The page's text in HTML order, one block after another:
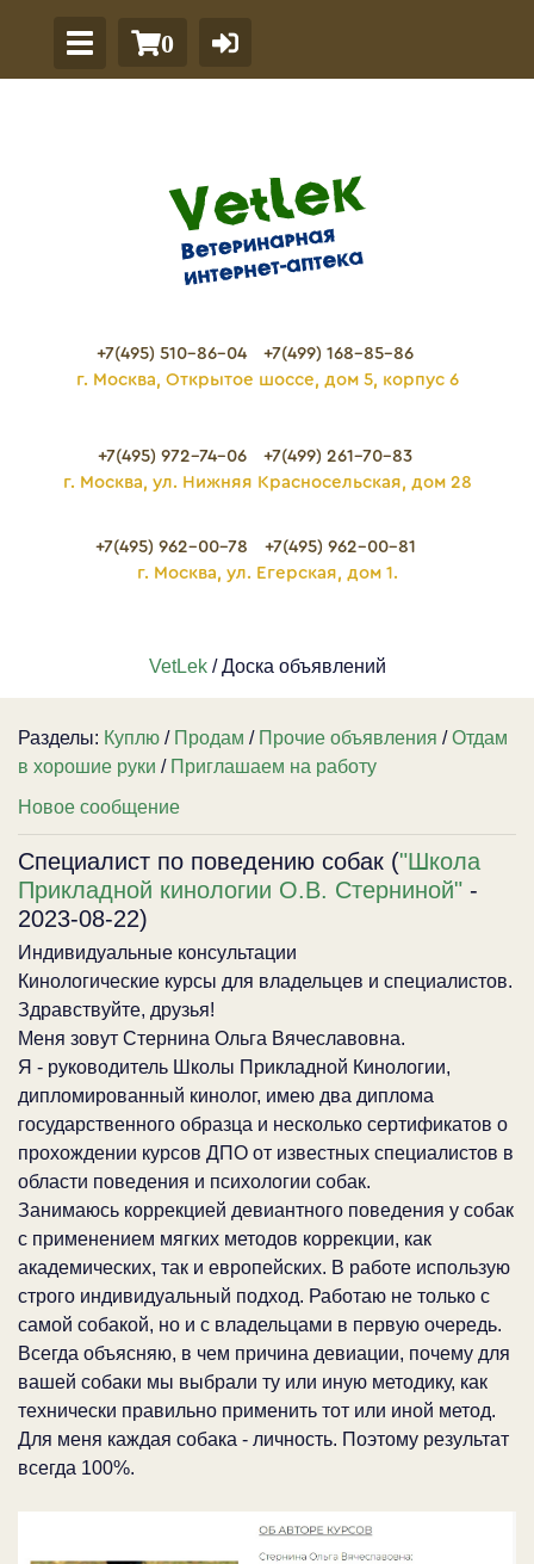
0
+7(495) 510-86-04
+7(499) 168-85-86
г. Москва, Открытое шоссе, дом 5, корпус 6
+7(495) 972-74-06
+7(499) 261-70-83
г. Москва, ул. Нижняя Красносельская, дом 28
+7(495) 962-00-78
+7(495) 962-00-81
г. Москва, ул. Егерская, дом 1.
VetLek/ Доска объявлений
Разделы: Куплю / Продам / Прочие объявления /Отдам
в хорошие руки / Приглашаем на работу
Новое сообщение
Специалист по поведению собак ("Школа
Прикладной кинологии О.В. Стерниной" -
2023-08-22)
Индивидуальные консультации
Кинологические курсы для владельцев и специалистов.
Здравствуйте, друзья!
Меня зовут Стернина Ольга Вячеславовна.
Я - руководитель Школы Прикладной Кинологии,
дипломированный кинолог, имею два диплома
государственного образца и несколько сертификатов о
прохождении курсов ДПО от известных специалистов в
области поведения и психологии собак.
Занимаюсь коррекцией девиантного поведения у собак
с применением мягких методов коррекции, как
академических, так и европейских. В работе использую
строго индивидуальный подход. Работаю не только с
самой собакой, но и с владельцами в первую очередь.
Всегда объясняю, в чем причина девиации, почему для
вашей собаки мы выбрали ту или иную методику, как
технически правильно применить тот или иной метод.
Для меня каждая собака - личность. Поэтому результат
всегда 100%.